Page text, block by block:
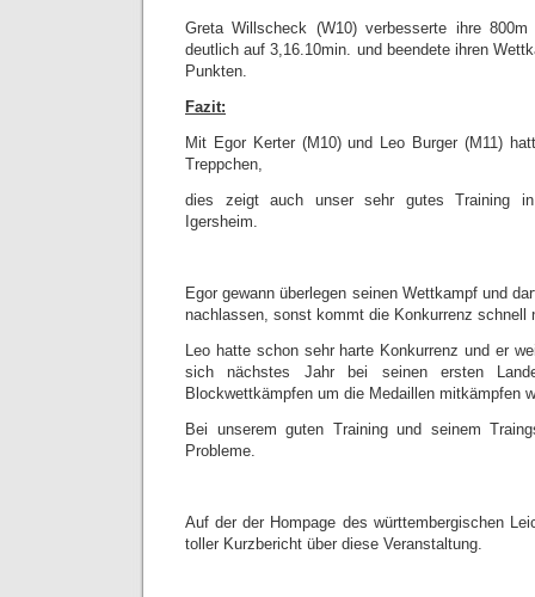
Greta Willscheck (W10) verbesserte ihre
deutlich auf 3,16.10min. und beendete ihren
Punkten.
Fazit:
Mit Egor Kerter (M10) und Leo Burger (M11)
Treppchen,
dies zeigt auch unser sehr gutes Training in
Igersheim.
Egor gewann überlegen seinen Wettkampf und
nachlassen, sonst kommt die Konkurrenz schnell
Leo hatte schon sehr harte Konkurrenz und er
sich nächstes Jahr bei seinen ersten
Blockwettkämpfen um die Medaillen mitkämpfen
Bei unserem guten Training und seinem
Probleme.
Auf der der Hompage des württembergischen
toller Kurzbericht über diese Veranstaltung.